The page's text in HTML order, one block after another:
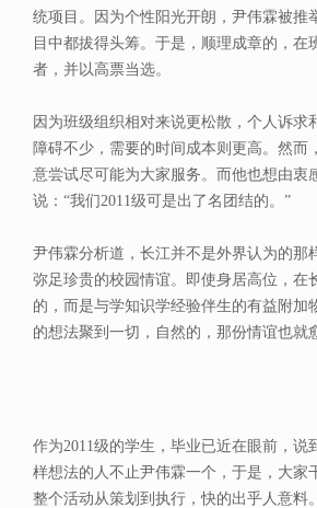
统项目。因为个性阳光开朗，尹伟霖被
目中都拔得头筹。于是，顺理成章的，
者，并以高票当选。
因为班级组织相对来说更松散，个人诉
障碍不少，需要的时间成本则更高。然
意尝试尽可能为大家服务。而他也想由
说：“我们2011级可是出了名团结的。”
尹伟霖分析道，长江并不是外界认为的
弥足珍贵的校园情谊。即使身居高位，
的，而是与学知识学经验伴生的有益附
的想法聚到一切，自然的，那份情谊也就
作为2011级的学生，毕业已近在眼前，
样想法的人不止尹伟霖一个，于是，大
整个活动从策划到执行，快的出乎人意料